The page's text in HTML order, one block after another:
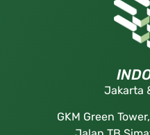
Jakarta
GKM Green